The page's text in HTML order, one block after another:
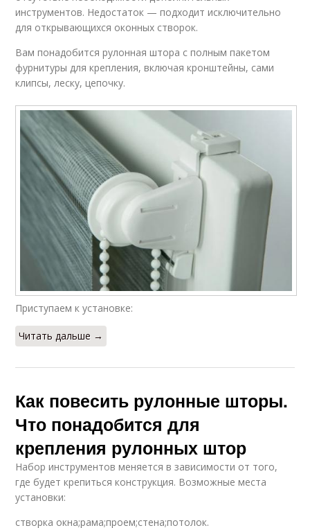
инструментов. Недостаток — подходит исключительно
для открывающихся оконных створок.
Вам понадобится рулонная штора с полным пакетом
фурнитуры для крепления, включая кронштейны, сами
клипсы, леску, цепочку.
Приступаем к установке:
Читать дальше →
Как повесить рулонные шторы.
Что понадобится для
крепления рулонных штор
Набор инструментов меняется в зависимости от того,
где будет крепиться конструкция. Возможные места
установки:
створка окна;рама;проем;стена;потолок.